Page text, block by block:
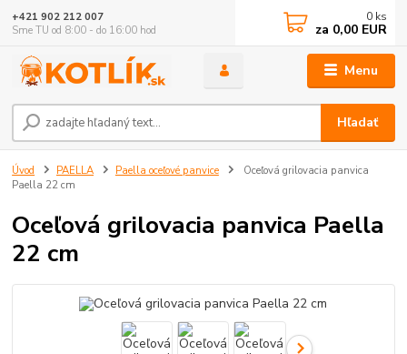
Menu
Hľadať
+421 902 212 007
Sme TU od 8:00 - do 16:00 hod
0 ks
za 0,00 EUR
Úvod PAELLA Paella oceľové panvice
Oceľová grilovacia panvica
Paella 22 cm
Oceľová grilovacia panvica Paella
22 cm